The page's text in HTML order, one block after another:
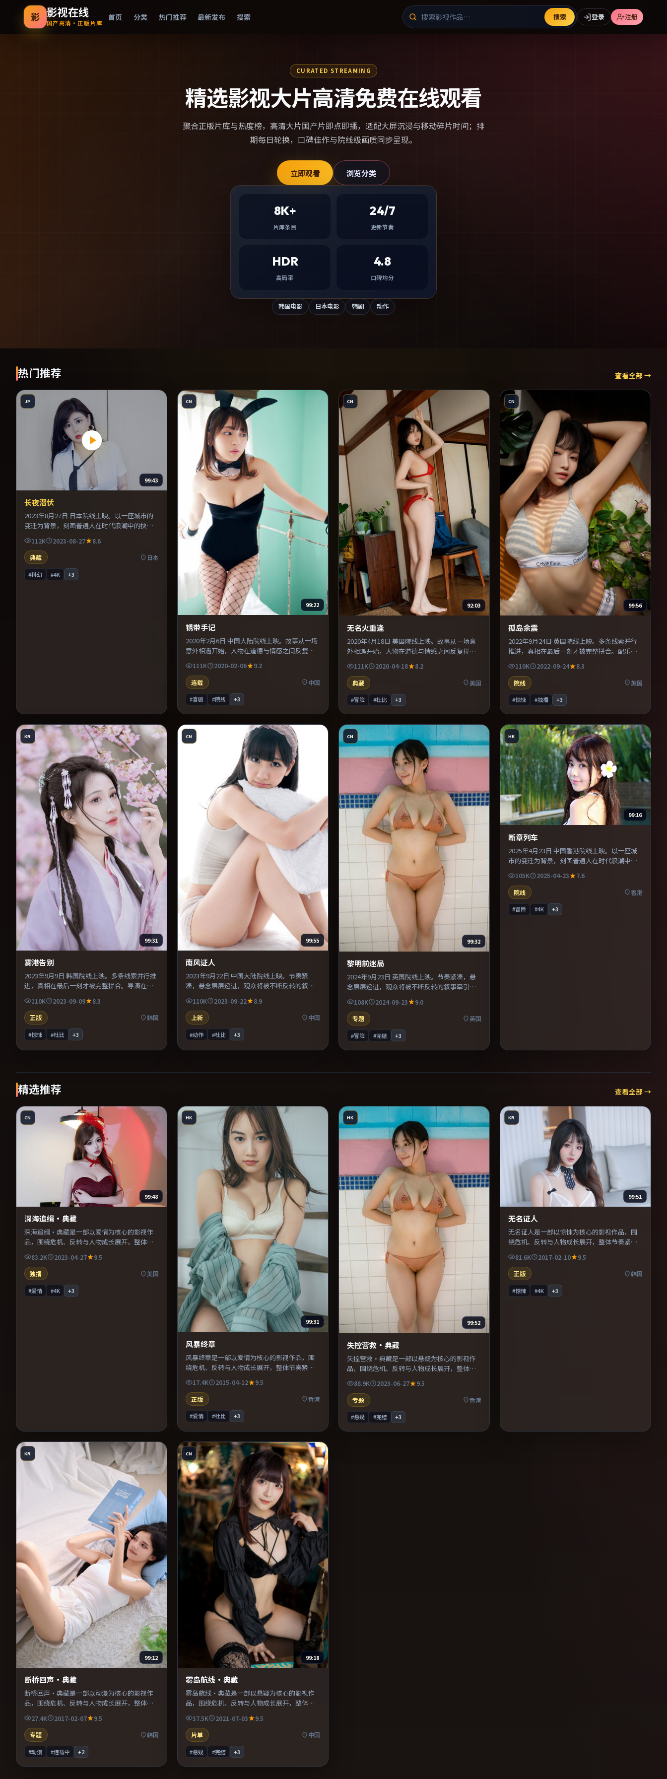
影 影视在线
国产高清·正版片库
首页 分类 热门推荐 最新发布 搜索 搜索 登录 注册
CURATED STREAMING
精选影视大片高清免费在线观看
聚合正版片库与热度榜， 高清大片国产片即点即播，适配大屏沉浸与移动碎片时间；排
期每日轮换，口碑佳作与院线级画质同步呈现。
立即观看 浏览分类
8K+
片库条目
24/7
更新节奏
HDR
高码率
4.8
口碑均分
韩国电影 日本电影 韩剧 动作
热门推荐 查看全部 →
JP
99:43
长夜潜伏
2023年8月27日 日本院线上映。以一座城市的
变迁为背景，刻画普通人在时代浪潮中的抉
择。导演在镜头语言上大胆实验，长镜头与特
写交替强化压迫感。推荐给偏爱群像戏与命运
母题的影迷。
112K 2023-08-27
8.6
典藏
日本
#科幻 #4K +3
CN
99:22
锈带手记
2020年2月6日 中国大陆院线上映。故事从一场
意外相遇开始，人物在道德与情感之间反复拉
提供可信支撑。推荐给偏爱群像戏与命运母题
的影迷。
111K 2020-02-06
9.2
连载
中国
#喜剧 #院线 +3
CN
92:03
无名火重逢
2020年4月18日 美国院线上映。故事从一场意
外相遇开始，人物在道德与情感之间反复拉
力贯穿全片。适合喜欢现实主义题材的观众，
情绪后劲较足。
111K 2020-04-18
8.2
典藏
美国
#冒险 #杜比 +3
CN
99:56
孤岛余震
2022年9月24日 英国院线上映。多条线索并行
推进，真相在最后一刻才被完整拼合。配乐与
中。既有类型片爽感，也保留作者表达，口碑
潜力不俗。
110K 2022-09-24
8.3
院线
英国
#惊悚 #独播 +3
KR
99:31
雾港告别
2023年9月9日 韩国院线上映。多条线索并行推
进，真相在最后一刻才被完整拼合。导演在镜
头语言上大胆实验，长镜头与特写交替强化压
迫感。整体完成度较高，适合周末一口气看
完。
110K 2023-09-09
8.3
正版
韩国
#惊悚 #杜比 +3
CN
99:55
南风证人
2023年9月22日 中国大陆院线上映。节奏紧
凑，悬念层层递进，观众将被不断反转的叙事
牵引。主演之间的化学反应自然可信，对手戏
张力贯穿全片。适合喜欢现实主义题材的观
众，情绪后劲较足。
110K 2023-09-22
8.9
上新
中国
#动作 #杜比 +3
CN
99:32
黎明前迷局
2024年9月23日 英国院线上映。节奏紧凑，悬
念层层递进，观众将被不断反转的叙事牵引。
剪辑利落，信息密度高，适合喜欢烧脑与推理
的观众。推荐给偏爱群像戏与命运母题的影
迷。
108K 2024-09-23
9.0
专题
英国
#冒险 #完结 +3
HK
99:16
断章列车
2025年4月23日 中国香港院线上映。以一座城
市的变迁为背景，刻画普通人在时代浪潮中的
抉择。主演之间的化学反应自然可信，对手戏
张力贯穿全片。整体完成度较高，适合周末一
口气看完。
105K 2025-04-23
7.6
院线
香港
#冒险 #4K +3
精选推荐 查看全部 →
CN
99:48
深海追缉·典藏
深海追缉·典藏是一部以爱情为核心的影视作
品，围绕危机、反转与人物成长展开，整体节
奏紧凑，值得推荐观看。
83.2K 2023-04-27
9.5
独播
美国
#爱情 #4K +3
HK
99:31
风暴终章
风暴终章是一部以爱情为核心的影视作品，围
绕危机、反转与人物成长展开，整体节奏紧
17.4K 2015-04-12
9.5
正版
香港
#爱情 #杜比 +3
HK
99:52
失控营救·典藏
失控营救·典藏是一部以悬疑为核心的影视作
品，围绕危机、反转与人物成长展开，整体节
88.9K 2023-06-27
9.5
专题
香港
#悬疑 #完结 +3
KR
99:51
无名证人
无名证人是一部以惊悚为核心的影视作品，围
绕危机、反转与人物成长展开，整体节奏紧
凑，值得推荐观看。
81.6K 2017-02-10
9.5
正版
韩国
#惊悚 #4K +3
KR
99:12
断桥回声·典藏
断桥回声·典藏是一部以动漫为核心的影视作
品，围绕危机、反转与人物成长展开，整体节
奏紧凑，值得推荐观看。
27.4K 2017-02-07
9.5
专题
韩国
#动漫 #连载中 +2
CN
99:18
雾岛航线·典藏
雾岛航线·典藏是一部以悬疑为核心的影视作
品，围绕危机、反转与人物成长展开，整体节
奏紧凑，值得推荐观看。
37.5K 2021-07-03
9.5
片单
中国
#悬疑 #完结 +3